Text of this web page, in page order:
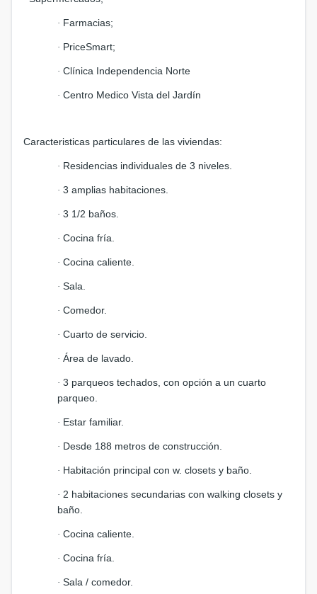
· Farmacias;
· PriceSmart;
· Clínica Independencia Norte
· Centro Medico Vista del Jardín
Caracteristicas particulares de las viviendas:
· Residencias individuales de 3 niveles.
· 3 amplias habitaciones.
· 3 1/2 baños.
· Cocina fría.
· Cocina caliente.
· Sala.
· Comedor.
· Cuarto de servicio.
· Área de lavado.
· 3 parqueos techados, con opción a un cuarto
parqueo.
· Estar familiar.
· Desde 188 metros de construcción.
· Habitación principal con w. closets y baño.
· 2 habitaciones secundarias con walking closets y
baño.
· Cocina caliente.
· Cocina fría.
· Sala / comedor.